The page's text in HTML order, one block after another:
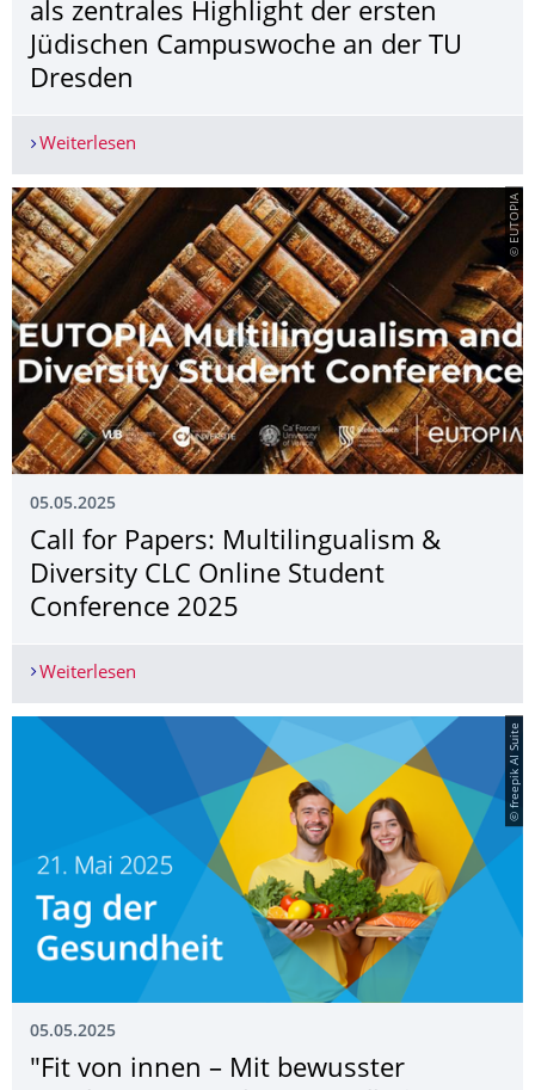
als zentrales Highlight der ersten
Jüdischen Campuswoche an der TU
Dresden
Weiterlesen
© EUTOPIA
05.05.2025
Call for Papers: Multilingualism &
Diversity CLC Online Student
Conference 2025
Weiterlesen
© freepik AI Suite
05.05.2025
"Fit von innen – Mit bewusster